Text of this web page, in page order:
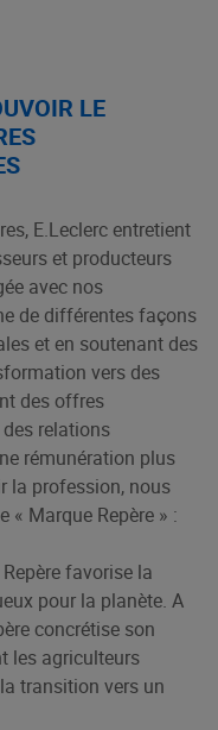
LE
E.Leclerc entretient
et producteurs
avec nos
de différentes façons
et en soutenant des
vers des
des offres
des relations
rémunération plus
la profession, nous
« Marque Repère » :
favorise la
pour la planète. A
concrétise son
les agriculteurs
transition vers un